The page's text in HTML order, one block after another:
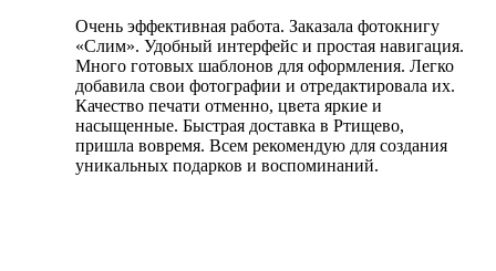
Очень эффективная работа. Заказала фотокнигу
«Слим». Удобный интерфейс и простая навигация.
Много готовых шаблонов для оформления. Легко
добавила свои фотографии и отредактировала их.
Качество печати отменно, цвета яркие и
насыщенные. Быстрая доставка в Ртищево,
пришла вовремя. Всем рекомендую для создания
уникальных подарков и воспоминаний.